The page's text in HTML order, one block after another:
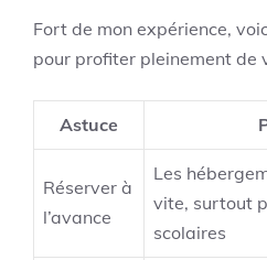
Fort de mon expérience,
pour profiter pleinement de
Astuce
Réserver à
l’avance
Les
vite, surtout
scolaires